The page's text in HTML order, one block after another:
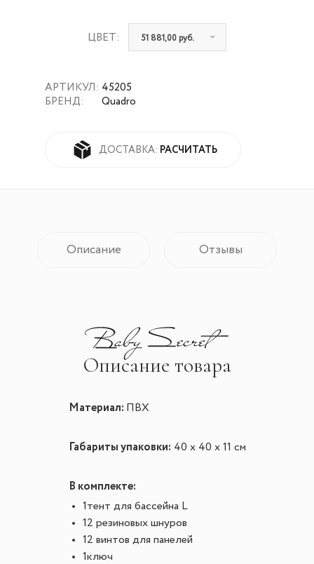
АРТИКУЛ:
БРЕНД:
45205
Quadro
ДОСТАВКА: РАСЧИТАТЬ
ЦВЕТ: 51 881,00 руб.
Описание Отзывы
Описание товара
Материал: ПВХ
Габариты упаковки: 40 х 40 х 11 см
В комплекте:
1тент для бассейна L
12 резиновых шнуров
12 винтов для панелей
1ключ